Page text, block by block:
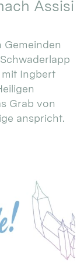
Assisi
mit Ingbert
Grab von
anspricht.